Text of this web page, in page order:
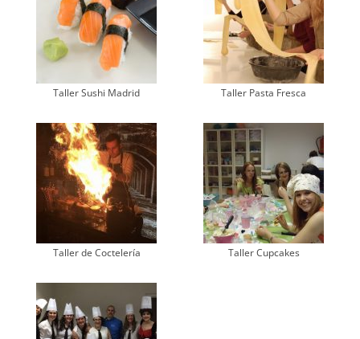
Taller Sushi Madrid Taller Pasta Fresca
Taller de Coctelería Taller Cupcakes